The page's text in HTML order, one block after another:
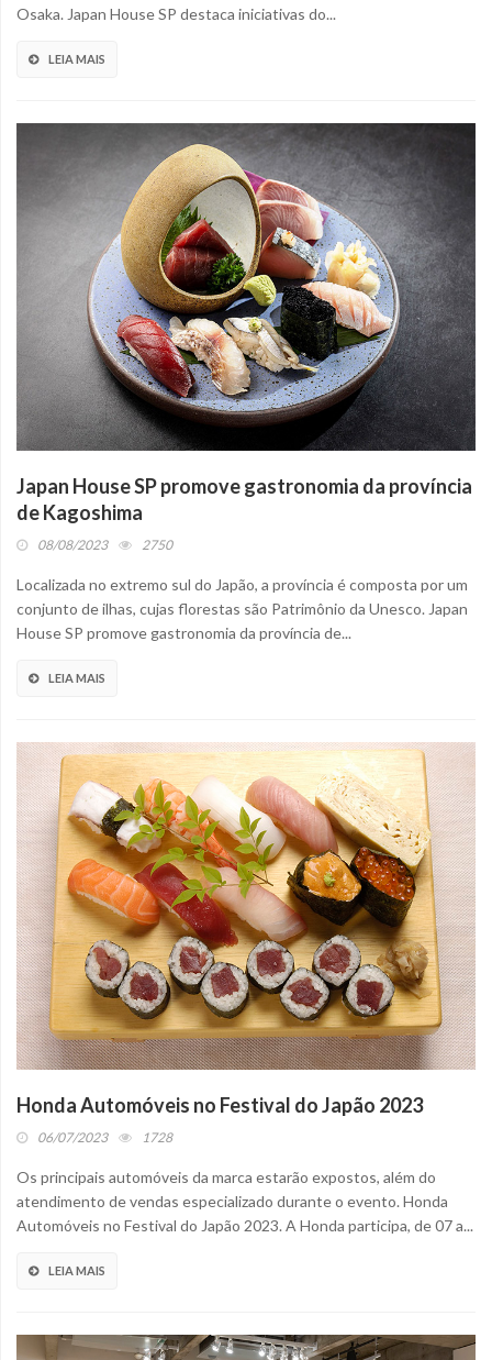
Osaka. Japan House SP destaca iniciativas do...
LEIA MAIS
Japan House SP promove gastronomia da província
de Kagoshima
08/08/2023 2750
Localizada no extremo sul do Japão, a província é composta por um
conjunto de ilhas, cujas florestas são Patrimônio da Unesco. Japan
House SP promove gastronomia da província de...
LEIA MAIS
Honda Automóveis no Festival do Japão 2023
06/07/2023 1728
Os principais automóveis da marca estarão expostos, além do
atendimento de vendas especializado durante o evento. Honda
Automóveis no Festival do Japão 2023. A Honda participa, de 07 a...
LEIA MAIS